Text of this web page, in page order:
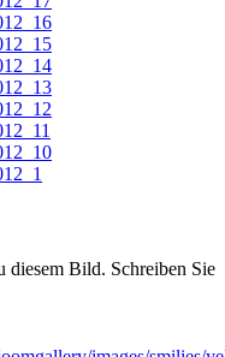
diesem Bild. Schreiben Sie